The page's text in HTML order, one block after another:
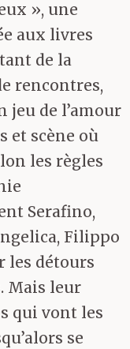
», une
aux livres
de la
rencontres,
jeu de l’amour
et scène où
les règles
Serafino,
Filippo
les détours
Mais leur
qui vont les
se